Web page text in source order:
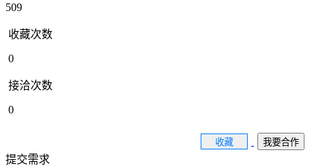
509
收藏次数
0
接洽次数
0
收藏 我要合作
提交需求